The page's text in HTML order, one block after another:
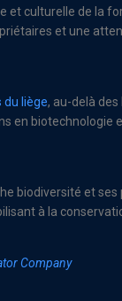
et culturelle de la
et une
du liège, au-delà
en biotechnologie
biodiversité et
à la
Company